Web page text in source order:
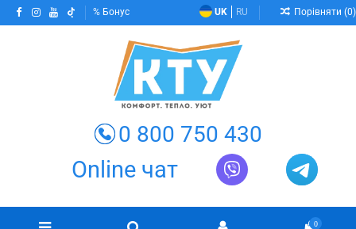
Бонус UK RU Порівняти (0)
0 800 750 430
Online чат
0